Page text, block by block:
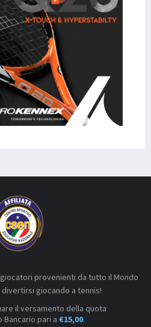
giocatori provenienti da tutto il Mondo
giocando a tennis!
il versamento della quota
pari a €15,00.